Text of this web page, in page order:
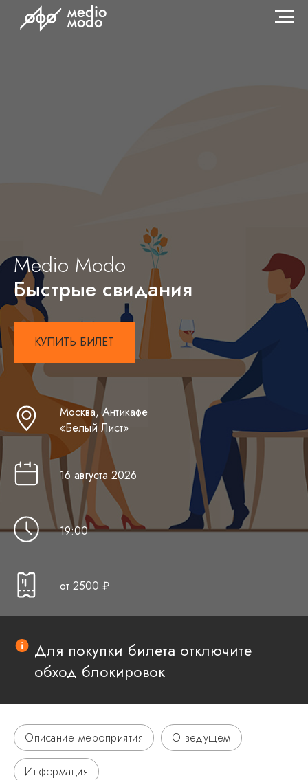
Medio Modо
Быстрые свидания
КУПИТЬ БИЛЕТ
Москва, Антикафе
«Белый Лист»
16 августа 2026
19 :00
от 2500 ₽
Для покупки билета отключите
обход блокировок
Описание мероприятия О ведущем
Информация